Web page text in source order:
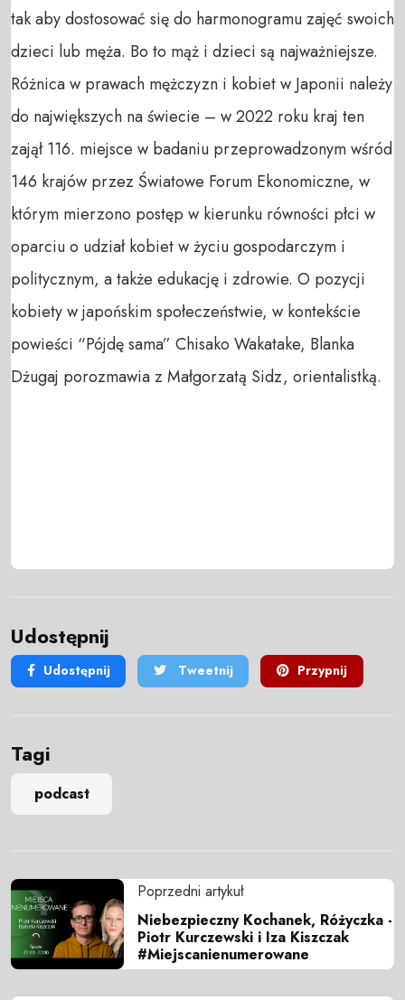
tak aby dostosować się do harmonogramu zajęć swoich
dzieci lub męża. Bo to mąż i dzieci są najważniejsze.
Różnica w prawach mężczyzn i kobiet w Japonii należy
do największych na świecie – w 2022 roku kraj ten
zajął 116. miejsce w badaniu przeprowadzonym wśród
146 krajów przez Światowe Forum Ekonomiczne, w
którym mierzono postęp w kierunku równości płci w
oparciu o udział kobiet w życiu gospodarczym i
politycznym, a także edukację i zdrowie. O pozycji
kobiety w japońskim społeczeństwie, w kontekście
powieści “Pójdę sama” Chisako Wakatake, Blanka
Dżugaj porozmawia z Małgorzatą Sidz, orientalistką.
Udostępnij
Udostępnij Tweetnij Przypnij
Tagi
podcast
Poprzedni artykuł
Niebezpieczny Kochanek, Różyczka -
Piotr Kurczewski i Iza Kiszczak
#Miejscanienumerowane